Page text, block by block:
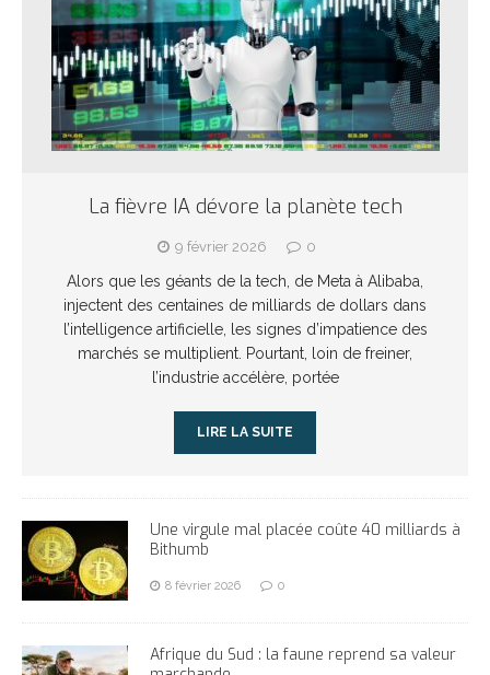
La fièvre IA dévore la planète tech
9 février 2026 0
Alors que les géants de la tech, de Meta à Alibaba,
injectent des centaines de milliards de dollars dans
l’intelligence artificielle, les signes d’impatience des
marchés se multiplient. Pourtant, loin de freiner,
l’industrie accélère, portée
LIRE LA SUITE
Une virgule mal placée coûte 40 milliards à
Bithumb
8 février 2026 0
Afrique du Sud : la faune reprend sa valeur